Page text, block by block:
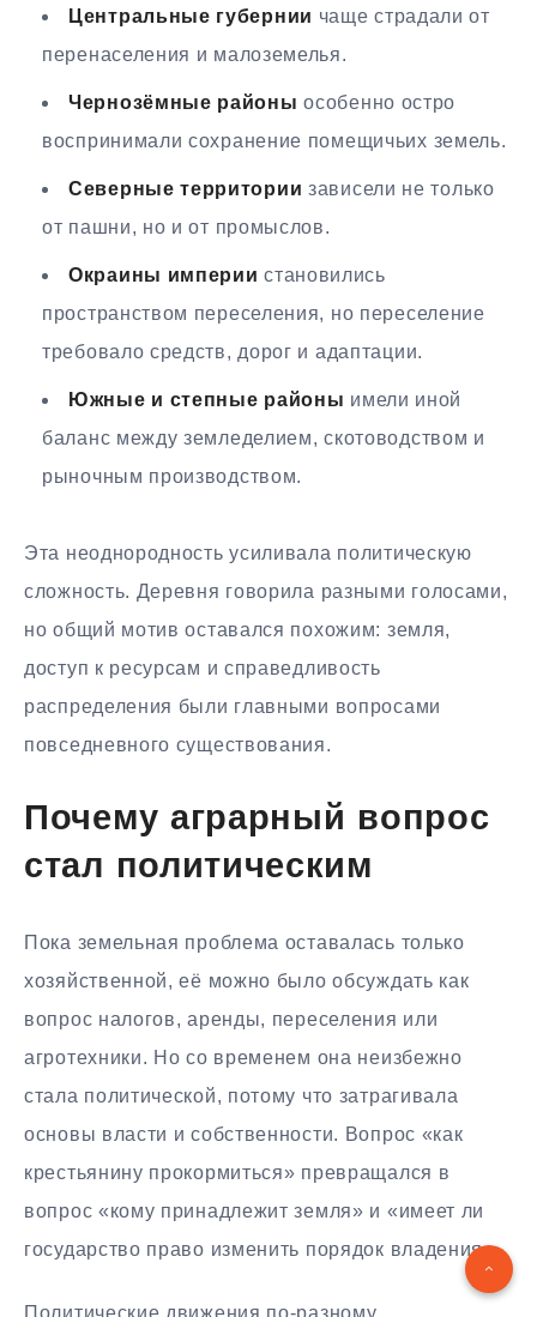
Центральные губернии чаще страдали от
перенаселения и малоземелья.
Чернозёмные районы особенно остро
воспринимали сохранение помещичьих земель.
Северные территории зависели не только
от пашни, но и от промыслов.
Окраины империи становились
пространством переселения, но переселение
требовало средств, дорог и адаптации.
Южные и степные районы имели иной
баланс между земледелием, скотоводством и
рыночным производством.
Эта неоднородность усиливала политическую
сложность. Деревня говорила разными голосами,
но общий мотив оставался похожим: земля,
доступ к ресурсам и справедливость
распределения были главными вопросами
повседневного существования.
Почему аграрный вопрос
стал политическим
Пока земельная проблема оставалась только
хозяйственной, её можно было обсуждать как
вопрос налогов, аренды, переселения или
агротехники. Но со временем она неизбежно
стала политической, потому что затрагивала
основы власти и собственности. Вопрос «как
крестьянину прокормиться» превращался в
вопрос «кому принадлежит земля» и «имеет ли
государство право изменить порядок владения».
Политические движения по-разному